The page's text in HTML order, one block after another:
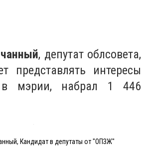
, депутат облсовета,
представлять интересы
в мэрии, набрал 1 446
Кандидат в депутаты от "ОПЗЖ"